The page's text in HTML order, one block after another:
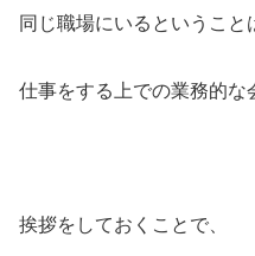
同じ職場にいるということ
仕事をする上での業務的な
挨拶をしておくことで、